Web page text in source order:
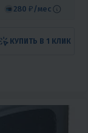
280 ₽ /мес
КУПИТЬ В 1 КЛИК